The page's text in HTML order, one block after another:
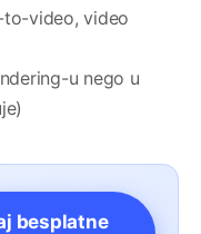
video, video
u nego u
besplatne